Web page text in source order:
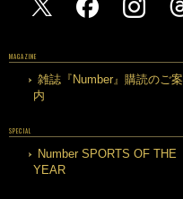
MAGAZINE
雑誌『Number』購読のご案
内
SPECIAL
Number SPORTS OF THE
YEAR